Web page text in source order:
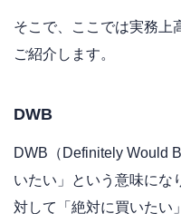
そこで、ここでは実務上
ご紹介します。
DWB
DWB（Definitely Would
いたい」という意味にな
対して「絶対に買いたい